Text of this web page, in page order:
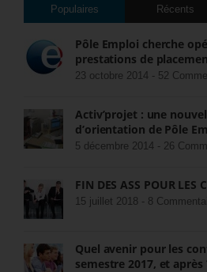
Populaires Récents
Pôle Emploi cherche
prestations de
23 octobre 2014 - 52
Activ’projet : une
d’orientation de Pôle
5 décembre 2014 - 26
FIN DES ASS POUR LES
15 juillet 2018 - 8
Quel avenir pour les
semestre 2017, et après